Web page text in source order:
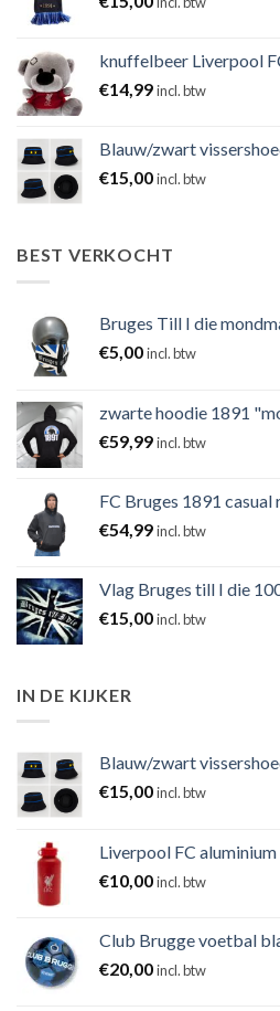
knuffelbeer Liverpool
€14,99incl. btw
Blauw/zwart
€15,00incl. btw
BEST VERKOCHT
Bruges Till I die
€5,00incl. btw
zwarte hoodie 1891
€59,99incl. btw
FC Bruges 1891 casual
€54,99incl. btw
Vlag Bruges till I die
€15,00incl. btw
IN DE KIJKER
Blauw/zwart
€15,00incl. btw
Liverpool FC
€10,00incl. btw
Club Brugge voetbal
€20,00incl. btw